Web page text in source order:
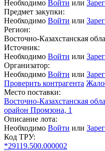
Необходимо Войти или
Предмет закупки:
Необходимо Войти или
Регион:
Восточно-Казахстанская
Источник:
Необходимо Войти или
Организатор:
Необходимо Войти или
Проверить контрагента
Место поставки:
Восточно-Казахстанская
орайон Промзона, 1
Описание лота:
Необходимо Войти или
Код ТРУ:
*29119.500.000002